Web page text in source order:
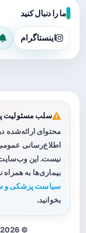
ما را دنبال کنید
اینستاگرام
سلب مسئولیت
محتوای
اطلاع‌رسانی
نیست. این
بیماری‌ها به
سیاست پزشکی و
بخوانید.
© 2026 کلیه حقوق محفوظ است.